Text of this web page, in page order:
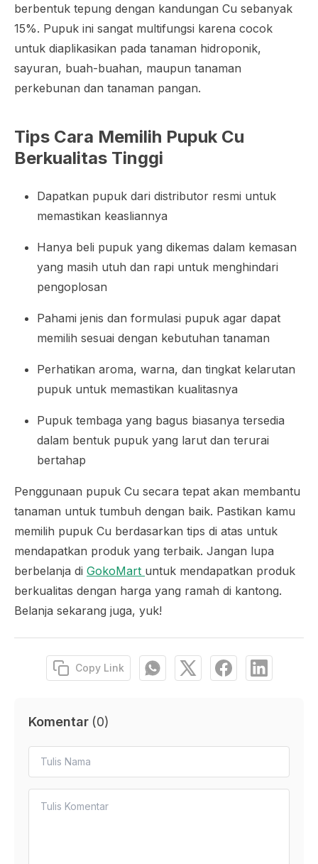
berbentuk tepung dengan kandungan Cu sebanyak
15%. Pupuk ini sangat multifungsi karena cocok
untuk diaplikasikan pada tanaman hidroponik,
sayuran, buah-buahan, maupun tanaman
perkebunan dan tanaman pangan.
Tips Cara Memilih Pupuk Cu
Berkualitas Tinggi
Dapatkan pupuk dari distributor resmi untuk
memastikan keasliannya
Hanya beli pupuk yang dikemas dalam kemasan
yang masih utuh dan rapi untuk menghindari
pengoplosan
Pahami jenis dan formulasi pupuk agar dapat
memilih sesuai dengan kebutuhan tanaman
Perhatikan aroma, warna, dan tingkat kelarutan
pupuk untuk memastikan kualitasnya
Pupuk tembaga yang bagus biasanya tersedia
dalam bentuk pupuk yang larut dan terurai
bertahap
Penggunaan pupuk Cu secara tepat akan membantu
tanaman untuk tumbuh dengan baik. Pastikan kamu
memilih pupuk Cu berdasarkan tips di atas untuk
mendapatkan produk yang terbaik. Jangan lupa
berbelanja di GokoMart untuk mendapatkan produk
berkualitas dengan harga yang ramah di kantong.
Belanja sekarang juga, yuk!
Copy Link
Komentar (0)